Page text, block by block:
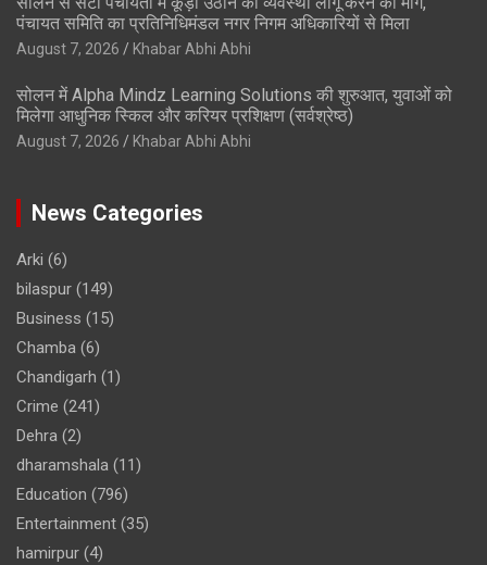
पंचायत समिति का प्रतिनिधिमंडल नगर निगम अधिकारियों से मिला
August 7, 2026 Khabar Abhi Abhi
सोलन में Alpha Mindz Learning Solutions की शुरुआत, युवाओं को
मिलेगा आधुनिक स्किल और करियर प्रशिक्षण (सर्वश्रेष्ठ)
August 7, 2026 Khabar Abhi Abhi
News Categories
Arki (6)
bilaspur (149)
Business (15)
Chamba (6)
Chandigarh (1)
Crime (241)
Dehra (2)
dharamshala (11)
Education (796)
Entertainment (35)
hamirpur (4)